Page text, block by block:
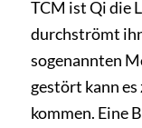
TCM ist Qi die
durchströmt
sogenannten
gestört kann
kommen. Eine